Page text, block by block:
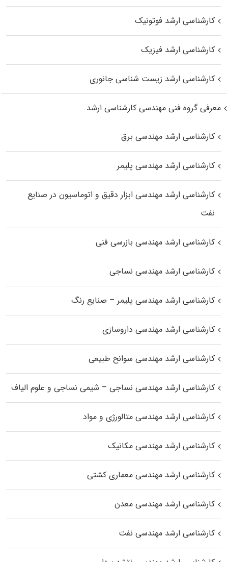
کارشناسی ارشد فوتونیک
کارشناسی ارشد فیزیک
کارشناسی ارشد زیست‌ شناسی جانوری
معرفی گروه فنی مهندسی کارشناسی ارشد
کارشناسی ارشد مهندسی برق
کارشناسی ارشد مهندسی پلیمر
کارشناسی ارشد مهندسی ابزار دقیق و اتوماسیون در صنایع
نفت
کارشناسی ارشد مهندسی بازرسی فنی
کارشناسی ارشد مهندسی نساجی
کارشناسی ارشد مهندسی پلیمر – صنایع رنگ
کارشناسی ارشد مهندسی داروسازی
کارشناسی ارشد مهندسی سوانح طبیعی
کارشناسی ارشد مهندسی نساجی – شیمی نساجی و علوم الیاف
کارشناسی ارشد مهندسی متالورژی و مواد
کارشناسی ارشد مهندسی مکانیک
کارشناسی ارشد مهندسی معماری کشتی
کارشناسی ارشد مهندسی معدن
کارشناسی ارشد مهندسی نفت